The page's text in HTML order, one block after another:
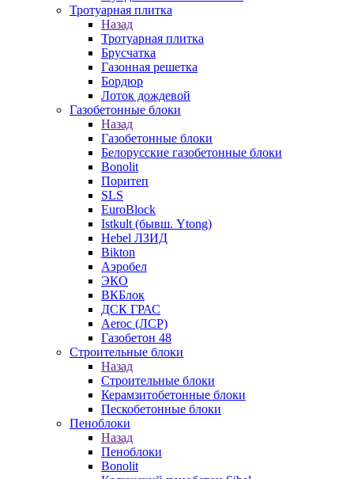
Тротуарная плитка
Назад
Тротуарная плитка
Брусчатка
Газонная решетка
Бордюр
Лоток дождевой
Газобетонные блоки
Назад
Газобетонные блоки
Белорусские газобетонные блоки
Bonolit
Поритеп
SLS
EuroBlock
Istkult (бывш. Ytong)
Hebel ЛЗИД
Bikton
Аэробел
ЭКО
ВКБлок
ДСК ГРАС
Aeroc (ЛСР)
Газобетон 48
Строительные блоки
Назад
Строительные блоки
Керамзитобетонные блоки
Пескобетонные блоки
Пеноблоки
Назад
Пеноблоки
Bonolit